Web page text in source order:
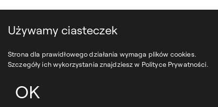
Używamy ciasteczek
Strona dla prawidłowego działania wymaga plików cookies.
Szczegóły ich wykorzystania znajdziesz w Polityce Prywatności.
OK
projekt: syfonstudio